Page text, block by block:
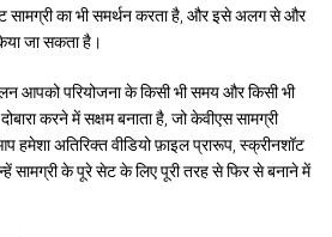
सामग्री का भी समर्थन करता है, और इसे अलग से और
जा सकता है।
आपको परियोजना के किसी भी समय और किसी भी
करने में सक्षम बनाता है, जो केवीएस सामग्री
अतिरिक्त वीडियो फ़ाइल प्रारूप, स्क्रीनशॉट
सामग्री के पूरे सेट के लिए पूरी तरह से फिर से बनाने में